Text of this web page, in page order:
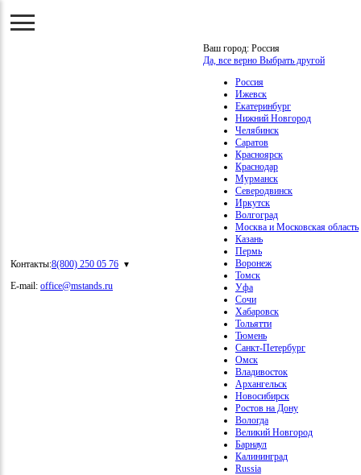
Контакты:8(800) 250 05 76
E-mail: office@mstands.ru
Ваш город: Россия
Да, все верно Выбрать другой
Россия
Ижевск
Екатеринбург
Нижний Новгород
Челябинск
Саратов
Красноярск
Краснодар
Мурманск
Северодвинск
Иркутск
Волгоград
Москва и Московская область
Казань
Пермь
Воронеж
Томск
Уфа
Сочи
Хабаровск
Тольятти
Тюмень
Санкт-Петербург
Омск
Владивосток
Архангельск
Новосибирск
Ростов на Дону
Вологда
Великий Новгород
Барнаул
Калининград
Russia